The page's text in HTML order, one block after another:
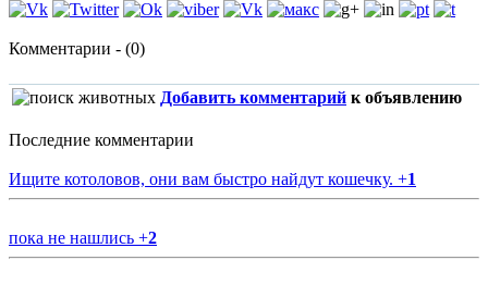
Комментарии - (0)
Добавить комментарий к объявлению
Последние комментарии
Ищите котоловов, они вам быстро найдут кошечку. +1
пока не нашлись +2